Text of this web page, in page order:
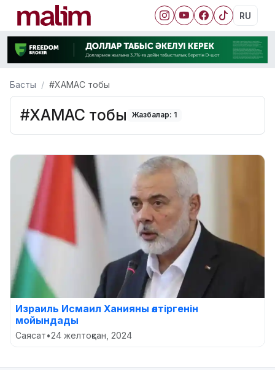
RU
Басты #ХАМАС тобы
#ХАМАС тобы Жазбалар: 1
Израиль Исмаил Ханияны өлтіргенін
мойындады
Саясат•24 желтоқсан, 2024